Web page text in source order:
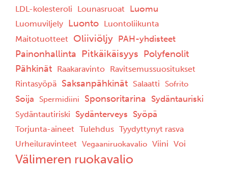
LDL-kolesteroli Lounasruoat Luomu
Luomuviljely Luonto Luontoliikunta
Maitotuotteet Oliiviöljy PAH-yhdisteet
Painonhallinta Pitkäikäisyys Polyfenolit
Pähkinät Raakaravinto Ravitsemussuositukset
Rintasyöpä Saksanpähkinät Salaatti Sofrito
Soija Spermidiini Sponsoritarina Sydäntauriski
Sydäntautiriski Sydänterveys Syöpä
Torjunta-aineet Tulehdus Tyydyttynyt rasva
Urheiluravinteet Vegaaniruokavalio Viini Voi
Välimeren ruokavalio